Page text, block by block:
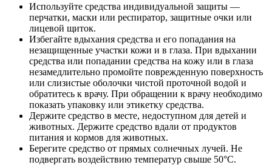
Используйте средства индивидуальной защиты —
перчатки, маски или респиратор, защитные очки или
лицевой щиток.
Избегайте вдыхания средства и его попадания на
незащищенные участки кожи и в глаза. При вдыхании
средства или попадании средства на кожу или в глаза
незамедлительно промойте поврежденную поверхность
или слизистые оболочки чистой проточной водой и
обратитесь к врачу. При обращении к врачу необходимо
показать упаковку или этикетку средства.
Держите средство в месте, недоступном для детей и
животных. Держите средство вдали от продуктов
питания и кормов для животных.
Берегите средство от прямых солнечных лучей. Не
подвергать воздействию температур свыше 50°C.